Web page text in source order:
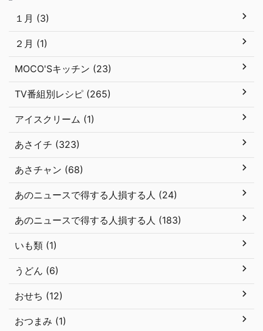
１月 (3)
２月 (1)
MOCO'Sキッチン (23)
TV番組別レシピ (265)
アイスクリーム (1)
あさイチ (323)
あさチャン (68)
あのニュースで得する人損する人 (24)
あのニュースで得する人損する人 (183)
いも類 (1)
うどん (6)
おせち (12)
おつまみ (1)